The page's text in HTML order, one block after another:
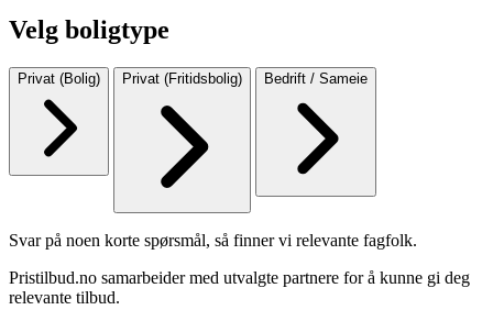
Velg boligtype
Privat (Bolig) Privat (Fritidsbolig) Bedrift / Sameie
Svar på noen korte spørsmål, så finner vi relevante fagfolk.
Pristilbud.no samarbeider med utvalgte partnere for å kunne gi deg
relevante tilbud.